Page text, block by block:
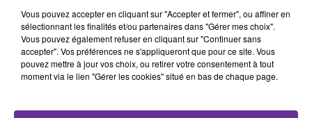
Radio Orient
Rencontres (FR)
L’invité de « Rencontre » étaitHubert Trapet.
Le président d’ Emmaüs France revient dans cette
Vous pouvez accepter en cliquant sur "Accepter et fermer", ou affiner en
sélectionnant les finalités et/ou partenaires dans "Gérer mes choix".
Vous pouvez également refuser en cliquant sur "Continuer sans
accepter". Vos préférences ne s'appliqueront que pour ce site. Vous
pouvez mettre à jour vos choix, ou retirer votre consentement à tout
moment via le lien "Gérer les cookies" situé en bas de chaque page.